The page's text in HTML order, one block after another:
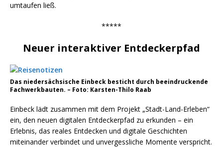
umtaufen ließ.
*****
Neuer interaktiver Entdeckerpfad
Das niedersächsische Einbeck besticht durch beeindruckende
Fachwerkbauten. – Foto: Karsten-Thilo Raab
Einbeck lädt zusammen mit dem Projekt „Stadt-Land-Erleben“
ein, den neuen digitalen Entdeckerpfad zu erkunden – ein
Erlebnis, das reales Entdecken und digitale Geschichten
miteinander verbindet und unvergessliche Momente verspricht.